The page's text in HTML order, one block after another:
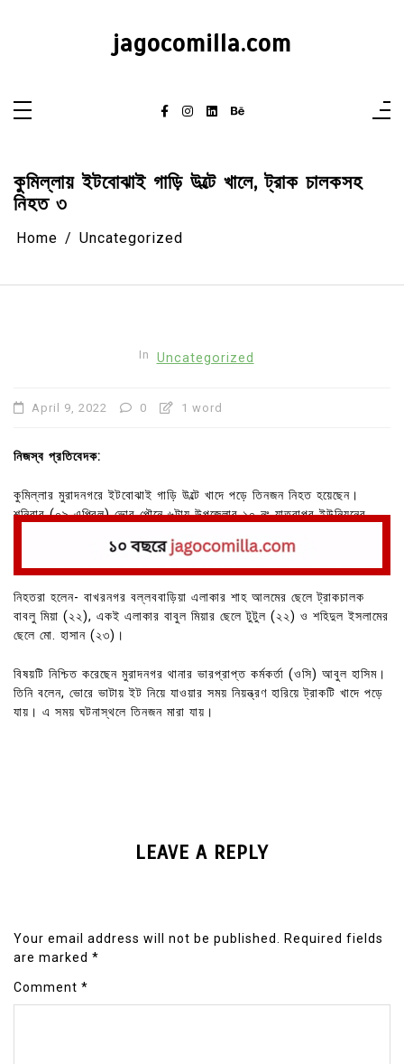
jagocomilla.com
কুমিল্লায় ইটবোঝাই গাড়ি উল্টে খালে, ট্রাক চালকসহ
নিহত ৩
Home Uncategorized
In Uncategorized
April 9, 2022 0 1 word
নিজস্ব প্রতিবেদক:
কুমিল্লার মুরাদনগরে ইটবোঝাই গাড়ি উল্টে খাদে পড়ে তিনজন নিহত হয়েছেন।
শনিবার (০৯ এপ্রিল) ভোর পৌনে ৬টায় উপজেলার ১০ নং যাত্রাপুর ইউনিয়নের
নিহতরা হলেন- বাখরনগর বল্লববাড়িয়া এলাকার শাহ আলমের ছেলে ট্রাকচালক
বাবলু মিয়া (২২), একই এলাকার বাবুল মিয়ার ছেলে টুটুল (২২) ও শহিদুল ইসলামের
ছেলে মো. হাসান (২৩)।
বিষয়টি নিশ্চিত করেছেন মুরাদনগর থানার ভারপ্রাপ্ত কর্মকর্তা (ওসি) আবুল হাসিম।
তিনি বলেন, ভোরে ভাটায় ইট নিয়ে যাওয়ার সময় নিয়ন্ত্রণ হারিয়ে ট্রাকটি খাদে পড়ে
যায়। এ সময় ঘটনাস্থলে তিনজন মারা যায়।
LEAVE A REPLY
Your email address will not be published.
Required fields
are marked *
Comment *